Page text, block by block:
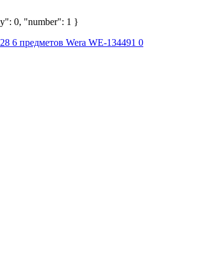
0, "number": 1 }